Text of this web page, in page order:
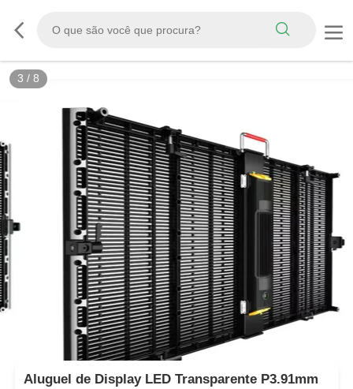
3 / 8
Aluguel de Display LED Transparente P3.91mm